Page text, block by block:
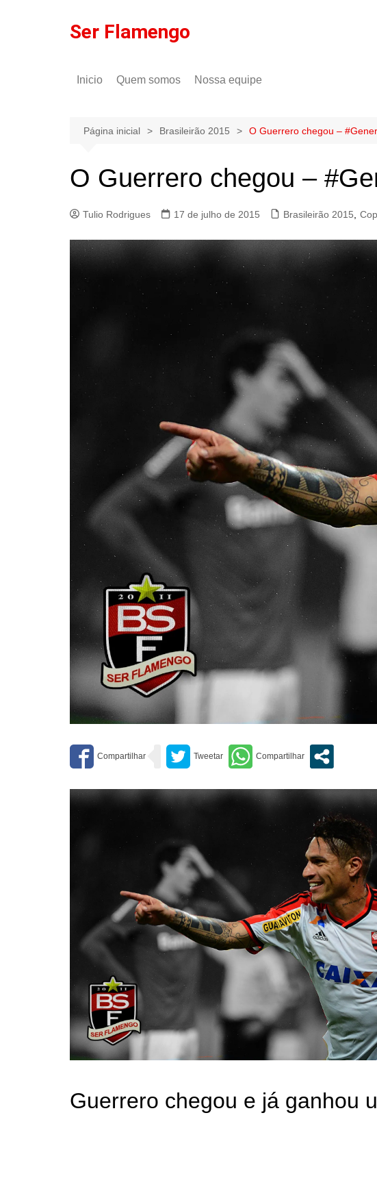
Ser Flamengo
Inicio Quem somos
Política de privacidade
Nossa equipe
Gilson Lima
Página inicial Brasileirão 2015 O Guerrero chegou –
O Guerrero chegou –
Tulio Rodrigues 17 de julho de 2015 Brasileirão 2015
Guerrero chegou e já ganhou